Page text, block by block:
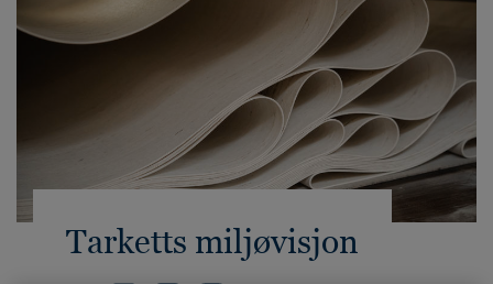
Tarketts miljøvisjon